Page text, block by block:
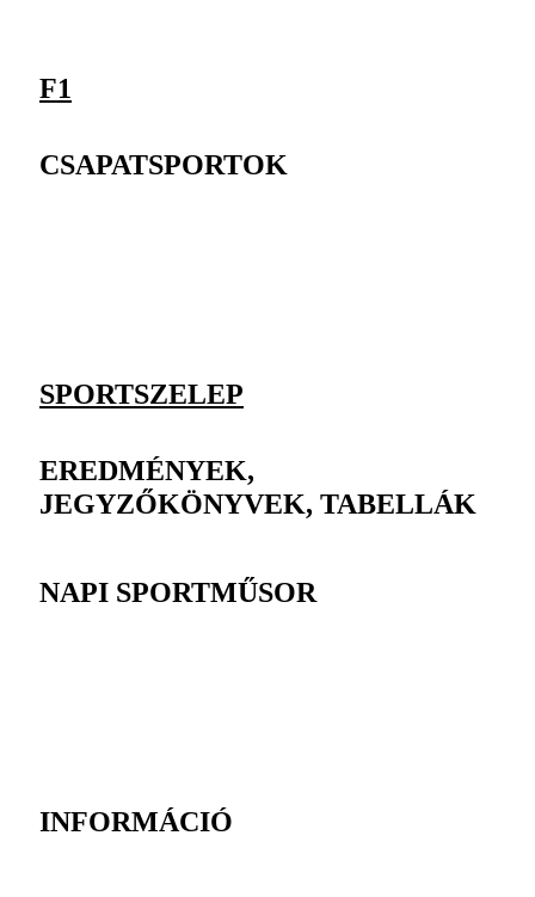
F1
CSAPATSPORTOK
SPORTSZELEP
EREDMÉNYEK,
JEGYZŐKÖNYVEK, TABELLÁK
NAPI SPORTMŰSOR
INFORMÁCIÓ